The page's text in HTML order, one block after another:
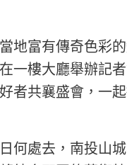
地富有傳奇色彩
一樓大廳舉辦記
者共襄盛會，一
何處去，南投山